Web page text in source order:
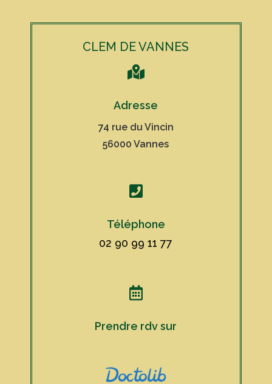
CLEM DE VANNES

Adresse
74 rue du Vincin
56000 Vannes

Téléphone
02 90 99 11 77

Prendre rdv sur